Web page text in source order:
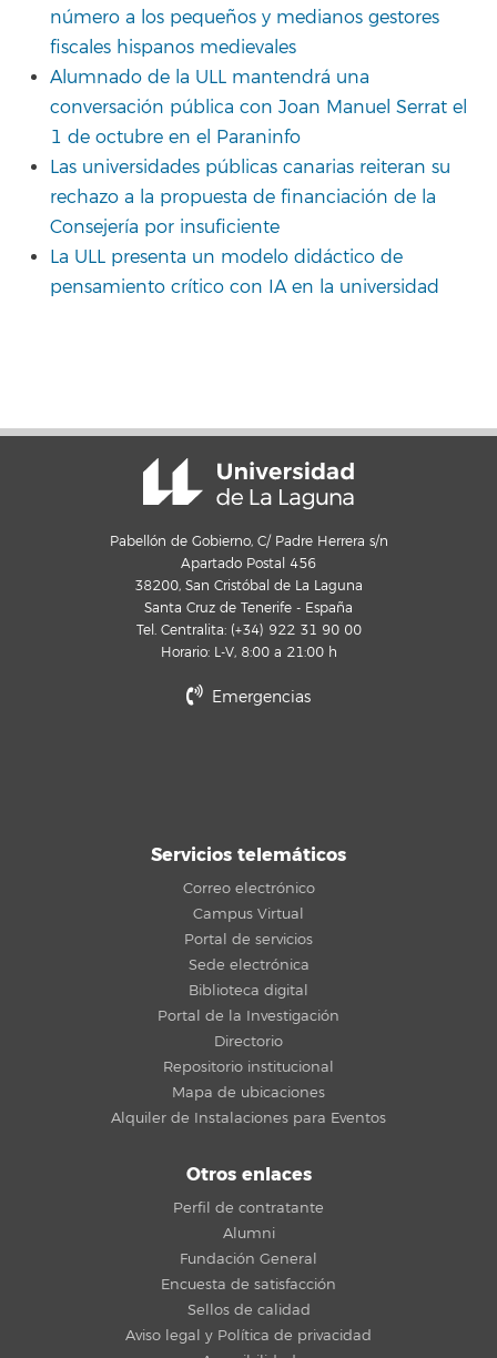
número a los pequeños y medianos gestores
fiscales hispanos medievales
Alumnado de la ULL mantendrá una
conversación pública con Joan Manuel Serrat el
1 de octubre en el Paraninfo
Las universidades públicas canarias reiteran su
rechazo a la propuesta de financiación de la
Consejería por insuficiente
La ULL presenta un modelo didáctico de
pensamiento crítico con IA en la universidad
Pabellón de Gobierno, C/ Padre Herrera s/n
Apartado Postal 456
38200, San Cristóbal de La Laguna
Santa Cruz de Tenerife - España
Tel. Centralita: (+34) 922 31 90 00
Horario: L-V, 8:00 a 21:00 h
Emergencias
Servicios telemáticos
Correo electrónico
Campus Virtual
Portal de servicios
Sede electrónica
Biblioteca digital
Portal de la Investigación
Directorio
Repositorio institucional
Mapa de ubicaciones
Alquiler de Instalaciones para Eventos
Otros enlaces
Perfil de contratante
Alumni
Fundación General
Encuesta de satisfacción
Sellos de calidad
Aviso legal y Política de privacidad